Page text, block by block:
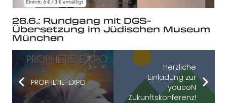
28.6.: Rundgang mit DGS-
Übersetzung im Jüdischen Museum
München
PROPHETIE-EXPO
Herzliche
Einladung zur
youcoN
Zukunftskonferenz!